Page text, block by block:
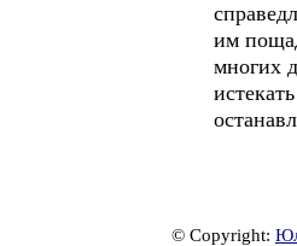
им
многих
© Copyright: